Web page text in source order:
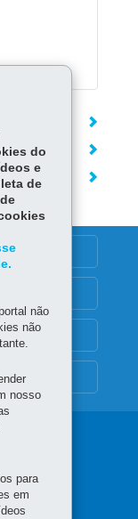
do
e
de
não
não
nosso
para
em